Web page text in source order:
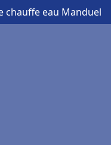
chauffe eau Manduel